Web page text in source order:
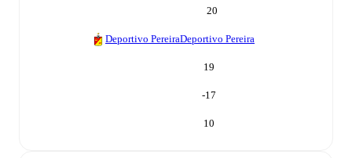
20
Deportivo PereiraDeportivo Pereira
19
-17
10